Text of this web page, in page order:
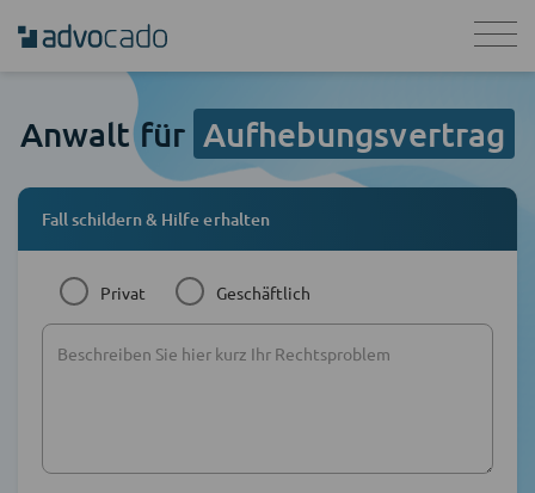
Anwalt für Aufhebungsvertrag
Fall schildern & Hilfe erhalten
Privat Geschäftlich